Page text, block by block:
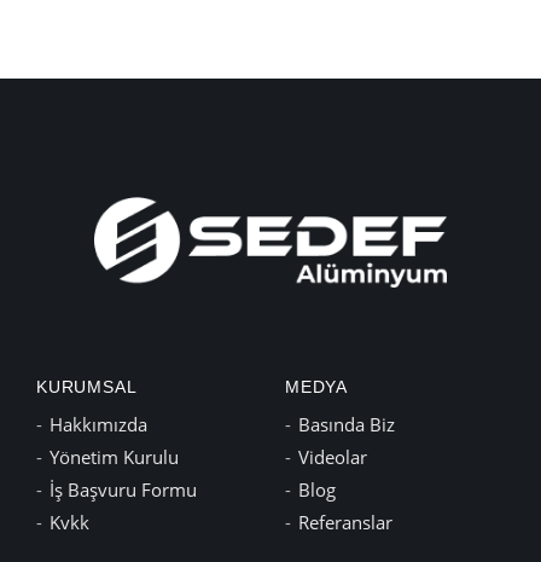
KURUMSAL
Hakkımızda
Yönetim Kurulu
İş Başvuru Formu
Kvkk
MEDYA
Basında Biz
Videolar
Blog
Referanslar